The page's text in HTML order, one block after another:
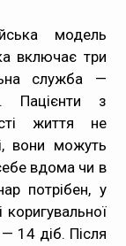
модель
включає три
служба —
Пацієнти з
життя не
вони можуть
вдома чи в
потрібен, у
коригувальної
— 14 діб. Після